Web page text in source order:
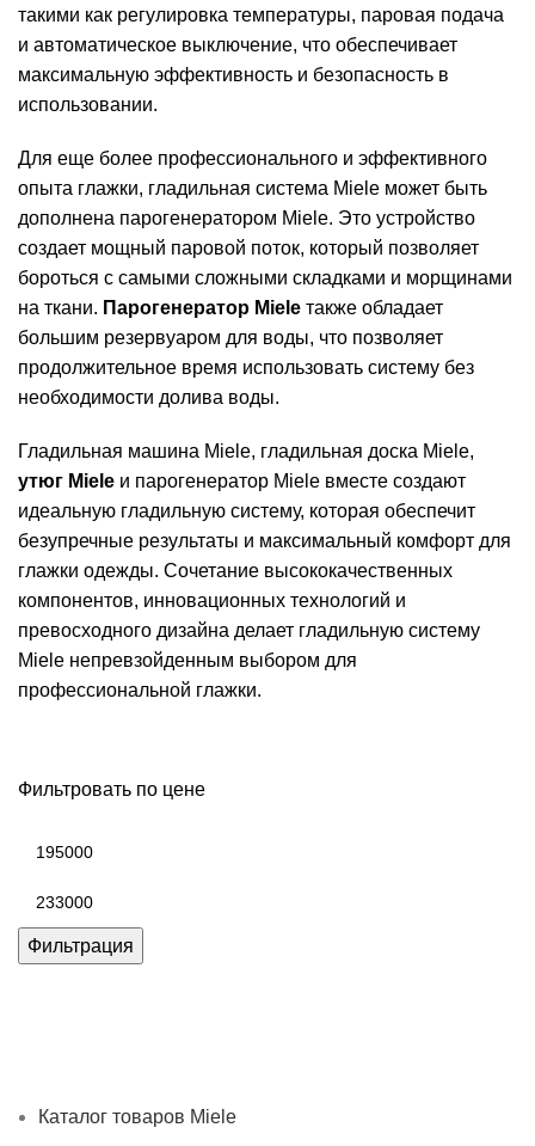
Фильтровать по цене
Фильтрация
такими как регулировка температуры, паровая подача
и автоматическое выключение, что обеспечивает
максимальную эффективность и безопасность в
использовании.
Для еще более профессионального и эффективного
опыта глажки, гладильная система Miele может быть
дополнена парогенератором Miele. Это устройство
создает мощный паровой поток, который позволяет
бороться с самыми сложными складками и морщинами
на ткани. Парогенератор Miele также обладает
большим резервуаром для воды, что позволяет
продолжительное время использовать систему без
необходимости долива воды.
Гладильная машина Miele, гладильная доска Miele,
утюг Miele и парогенератор Miele вместе создают
идеальную гладильную систему, которая обеспечит
безупречные результаты и максимальный комфорт для
глажки одежды. Сочетание высококачественных
компонентов, инновационных технологий и
превосходного дизайна делает гладильную систему
Miele непревзойденным выбором для
профессиональной глажки.
Каталог товаров Miele